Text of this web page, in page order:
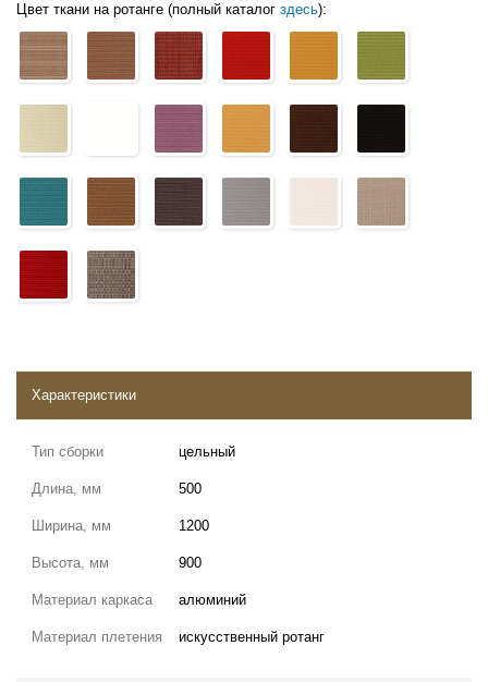
Цвет ткани на ротанге (полный каталог здесь):
Характеристики
Тип сборки цельный
Длина, мм 500
Ширина, мм 1200
Высота, мм 900
Материал каркаса алюминий
Материал плетения искусственный ротанг